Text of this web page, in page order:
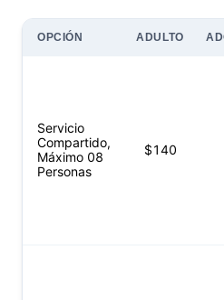
OPCIÓN ADULTO
Servicio
Compartido,
Máximo 08
Personas
$140